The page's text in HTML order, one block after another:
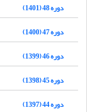
دوره 48 (1401)
دوره 47 (1400)
دوره 46 (1399)
دوره 45 (1398)
دوره 44 (1397)